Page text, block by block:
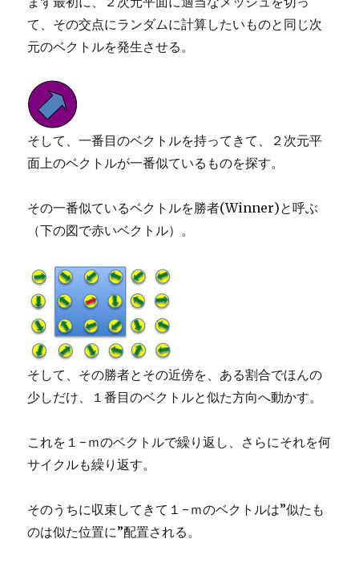
て、その交点にランダムに計算したいものと同じ次
元のベクトルを発生させる。
そして、一番目のベクトルを持ってきて、２次元平
面上のベクトルが一番似ているものを探す。
その一番似ているベクトルを勝者(Winner)と呼ぶ
（下の図で赤いベクトル）。
そして、その勝者とその近傍を、ある割合でほんの
少しだけ、１番目のベクトルと似た方向へ動かす。
これを１−ｍのベクトルで繰り返し、さらにそれを何
サイクルも繰り返す。
そのうちに収束してきて１−ｍのベクトルは”似たも
のは似た位置に”配置される。